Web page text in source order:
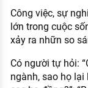
Công việc, sự
lớn trong cuộc
xảy ra nhữn so
Có người tự hỏi:
ngành, sao họ